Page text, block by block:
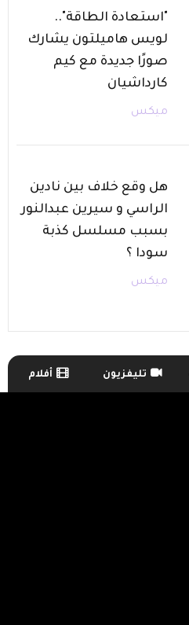
"استعادة الطاقة"..
لويس هاميلتون يشارك
صورًا جديدة مع كيم
كارداشيان
ميكس
هل وقع خلاف بين نادين
الراسي و سيرين عبدالنور
بسبب مسلسل كذبة
سودا ؟
ميكس
TV Guide Menu
تليفزيون أفلام